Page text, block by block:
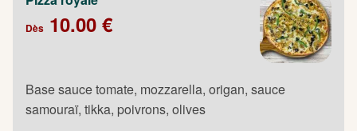
Dès 10.00 €
Base sauce tomate, mozzarella, origan, sauce
samouraï, tikka, poivrons, olives